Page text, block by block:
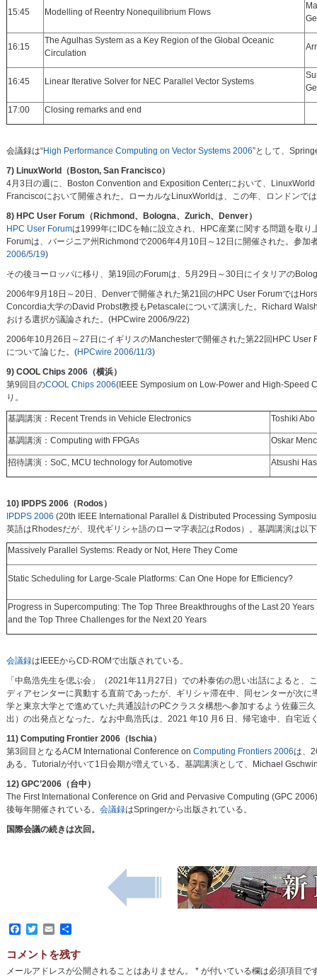
15:45 Modelling of Reentry Nonequilibrium Flows
16:15
The Agulhas System as a Key Region of the Global Oceanic
Circulation
16:45 Linear Iterative Solver for NEC Parallel Vector Systems
17:00 Closing remarks and end
会議録は“High Performance Computing on Vector Systems 2006”として、
7) LinuxWorld（Boston, San Francisco）
4月3日の週に、Boston Convention and Exposition Centerにおいて、
Franciscoにおいて開催された。ローカルなLinuxWorldは、この年、ロンドンで
8) HPC User Forum（Richmond、Bologna、Zurich、Denver）
HPC User Forumは1999年にIDCを軸に設立され、HPC産業に関する問題を取
Forumは、バージニア州Richmondで2006年4月10日～12日に開催された。参
2006/5/19)
その後ヨーロッパに移り、第19回のForumは、5月29日～30日にイタリアの
2006年9月18日～20日、Denverで開催された第21回のHPC User Forumでは
Concordia大学のDavid Probst教授もPetascaleについて講演した。Richard
おける選択が議論された。(HPCwire 2006/9/22)
2006年10月26日～27日にイギリスのManchesterで開催された第22回HPC
について論じた。(HPCwire 2006/11/3)
9) COOL Chips 2006（横浜）
第9回目のCOOL Chips 2006(IEEE Symposium on Low-Power and High-Speed
り。
基調講演：Recent Trends in Vehicle Electronics Toshiki
基調講演：Computing with FPGAs Oskar
招待講演：SoC, MCU technology for Automotive Atsushi
10) IPDPS 2006（Rodos）
IPDPS 2006 (20th IEEE International Parallel & Distributed Processing
英語はRhodesだが、現代ギリシャ語のローマ字表記はRodos）。基調講演は以
Massively Parallel Systems: Ready or Not, Here They Come
Static Scheduling for Large-Scale Platforms: Can One Hope for Efficiency?
Progress in Supercomputing: The Top Three Breakthroughs of the Last 20 Years
and the Top Three Challenges for the Next 20 Years
会議録はIEEEからCD-ROMで出版されている。
「中島浩先生を偲ぶ会」（2021年11月27日）での朴泰佑の思い出話によると
ディアセンターに異動する直前であったが、ギリシャ滞在中、同センターが次
学と東京大学とで進めていた共通設計のPCクラスタ構想へ参加するよう佐藤三
出）の出発点となった。なお中島浩氏は、2021 年10 月6 日、帰宅途中、自宅
11) Computing Frontier 2006（Ischia）
第3回目となるACM International Conference on Computing Frontiers 2006は、
ある。Tutorialが付いて1日会期が増えている。基調講演として、Michael
12) GPC’2006（台中）
The First International Conference on Grid and Pervasive Computing (GPC
後毎年開催されている。 会議録はSpringerから出版されている。
国際会議の続きは次回。
Facebook
TwitterEmail
共
コメントを残す
メールアドレスが公開されることはありません。 *が付いている欄は必須項目で